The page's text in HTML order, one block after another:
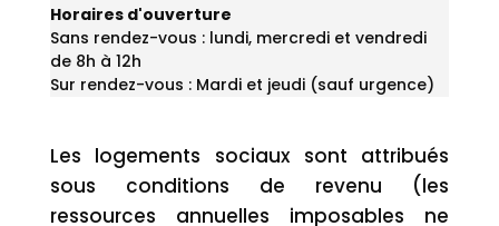
Horaires d'ouverture
Sans rendez-vous : lundi, mercredi et vendredi
de 8h à 12h
Sur rendez-vous : Mardi et jeudi (sauf urgence)
Les logements sociaux sont attribués
sous conditions de revenu (les
ressources annuelles imposables ne